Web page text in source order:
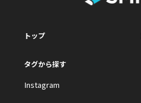
トップ
タグから探す
Instagram